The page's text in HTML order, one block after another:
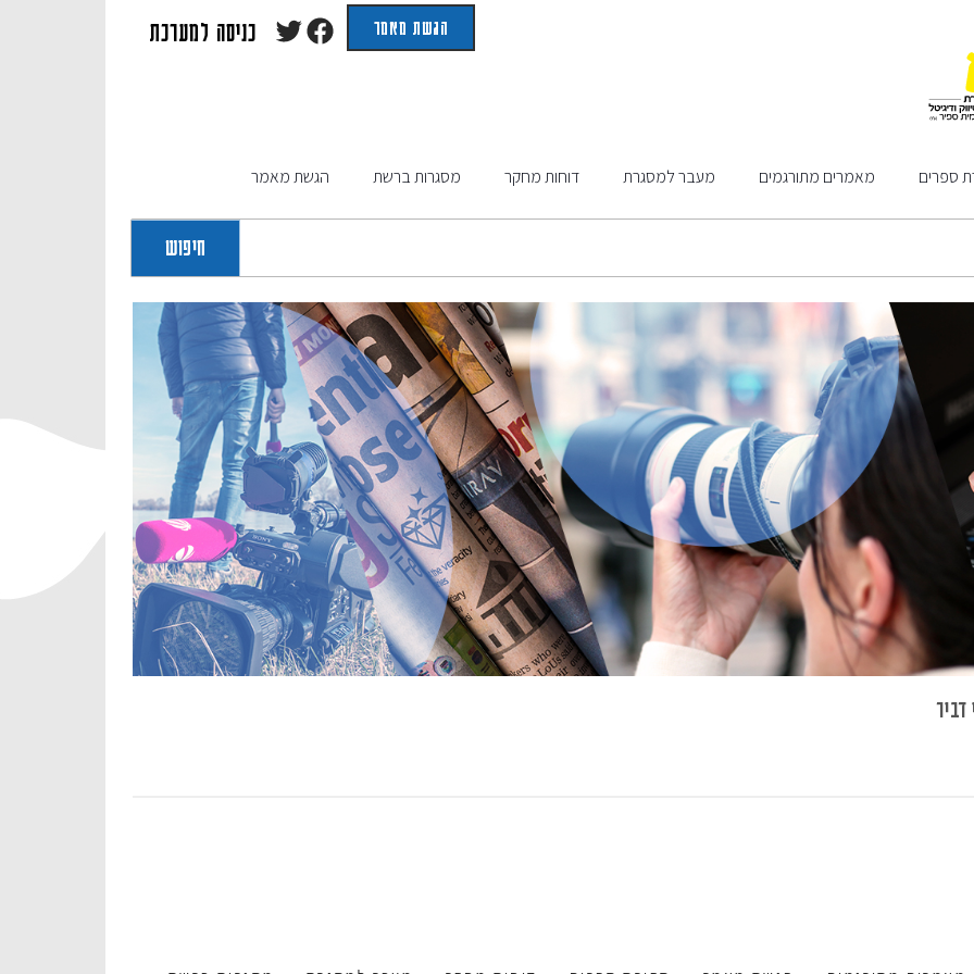
חיפוש
כניסה למערכת הגשת מאמר
ספרים מאמרים מתורגמים מעבר למסגרת דוחות מחקר מסגרות ברשת הגשת מאמר
דביר